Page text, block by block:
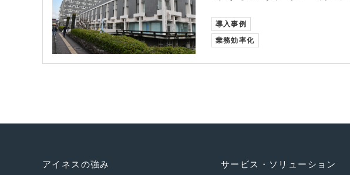
導入事例
業務効率化
アイネスの強み
サービス・ソリューション